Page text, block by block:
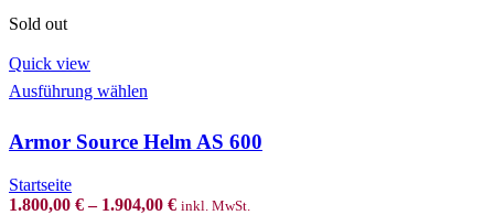
Sold out
Quick view
Ausführung wählen
product
multiple
options
Armor Source Helm AS 600
Startseite
1.800,00 €– 1.904,00 € inkl. MwSt.